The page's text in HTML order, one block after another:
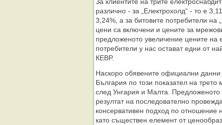
различно - за „Електрохолд“ - то е
3,24%, а за битовите потребители на
цени са включени и цените за
предложеното увеличение цените на
потребители у нас остават едни от
КЕВР.
Наскоро обявените официални данни
България по този показател на
след Унгария и Малта.
резултат на последователно
консервативен подход по отношение
като съществен елемент от